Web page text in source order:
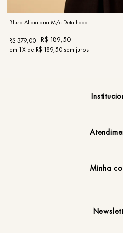
Blusa Alfaiataria M/c Detalhada
R$379,00 R$ 189,50
em 1X de R$ 189,50sem juros
Minha